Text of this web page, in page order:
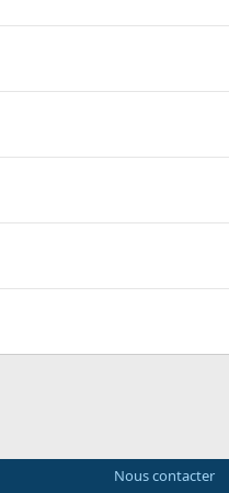
Nous contacter